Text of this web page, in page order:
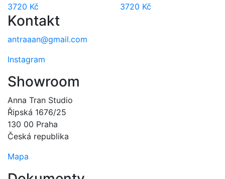
3720 Kč
3720 Kč
Kontakt
antraaan@gmail.com
Instagram
Showroom
Anna Tran Studio
Řipská 1676/25
130 00 Praha
Česká republika
Mapa